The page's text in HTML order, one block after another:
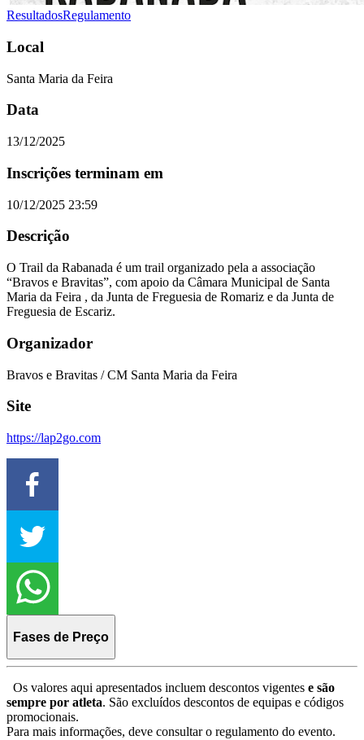
ResultadosRegulamento
Local
Santa Maria da Feira
Data
13/12/2025
Inscrições terminam em
10/12/2025 23:59
Descrição
O Trail da Rabanada é um trail organizado pela a associação
“Bravos e Bravitas”, com apoio da Câmara Municipal de Santa
Maria da Feira , da Junta de Freguesia de Romariz e da Junta de
Freguesia de Escariz.
Organizador
Bravos e Bravitas / CM Santa Maria da Feira
Site
https://lap2go.com
Fases de Preço
Os valores aqui apresentados incluem descontos vigentes e são
sempre por atleta. São excluídos descontos de equipas e códigos
promocionais.
Para mais informações, deve consultar o regulamento do evento.